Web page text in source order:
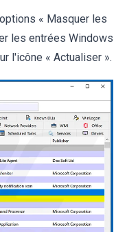
« Masquer les
les entrées Windows
l'icône « Actualiser ».